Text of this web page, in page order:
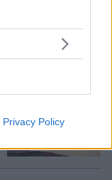
Privacy Policy